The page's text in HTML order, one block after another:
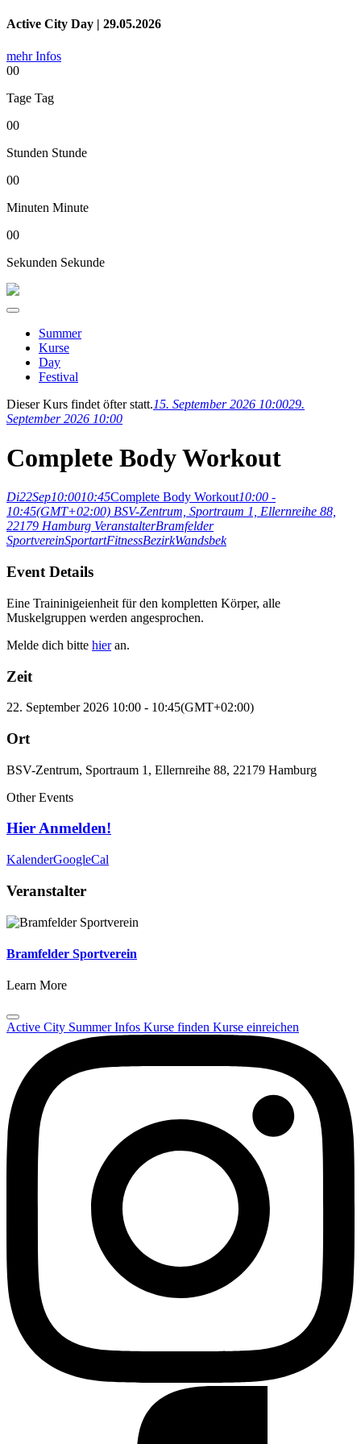
Active City Day | 29.05.2026
mehr Infos
00
Tage Tag
00
Stunden Stunde
00
Minuten Minute
00
Sekunden Sekunde
Summer
Kurse
Day
Festival
Dieser Kurs findet öfter statt.15. September 2026 10:0029.
September 2026 10:00
Complete Body Workout
Di22Sep10:0010:45Complete Body Workout10:00 -
10:45(GMT+02:00) BSV-Zentrum, Sportraum 1, Ellernreihe 88,
22179 Hamburg VeranstalterBramfelder
SportvereinSportartFitnessBezirkWandsbek
Event Details
Eine Traininigeienheit für den kompletten Körper, alle
Muskelgruppen werden angesprochen.
Melde dich bitte hieran.
Zeit
22. September 2026 10:00 - 10:45(GMT+02:00)
Ort
BSV-Zentrum, Sportraum 1, Ellernreihe 88, 22179 Hamburg
Other Events
Hier Anmelden!
KalenderGoogleCal
Veranstalter
Bramfelder Sportverein
Learn More
Active City SummerInfos Kurse finden Kurse einreichen